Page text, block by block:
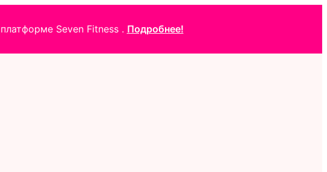
Seven Fitness . Подробнее!